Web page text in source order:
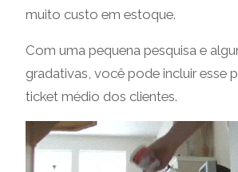
muito custo em estoque.
Com uma pequena pesquisa e
gradativas, você pode incluir esse
ticket médio dos clientes.